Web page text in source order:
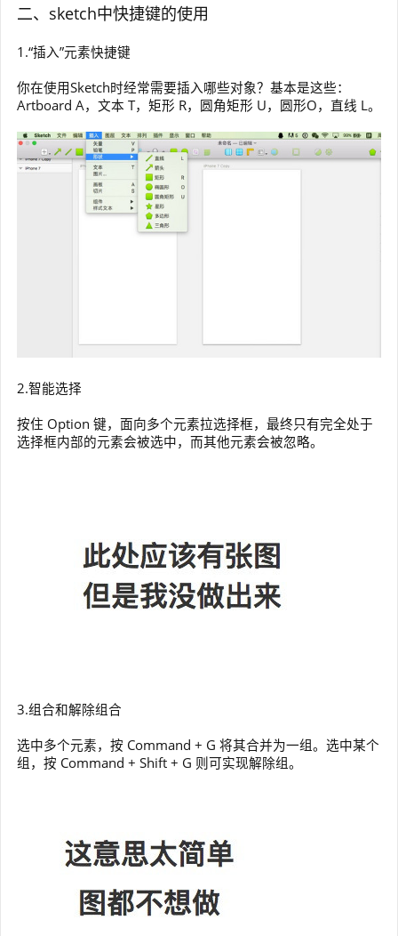
二、sketch中快捷键的使用
1.“插入”元素快捷键
你在使用Sketch时经常需要插入哪些对象？基本是这些：
Artboard A，文本 T，矩形 R，圆角矩形 U，圆形O，直线 L。
2.智能选择
按住 Option 键，面向多个元素拉选择框，最终只有完全处于
选择框内部的元素会被选中，而其他元素会被忽略。
3.组合和解除组合
选中多个元素，按 Command + G 将其合并为一组。选中某个
组，按 Command + Shift + G 则可实现解除组。